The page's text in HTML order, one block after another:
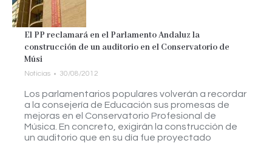
El PP reclamará en el Parlamento Andaluz la
construcción de un auditorio en el Conservatorio de
Músi
Noticias 30/08/2012
Los parlamentarios populares volverán a recordar
a la consejería de Educación sus promesas de
mejoras en el Conservatorio Profesional de
Música. En concreto, exigirán la construcción de
un auditorio que en su día fue proyectado